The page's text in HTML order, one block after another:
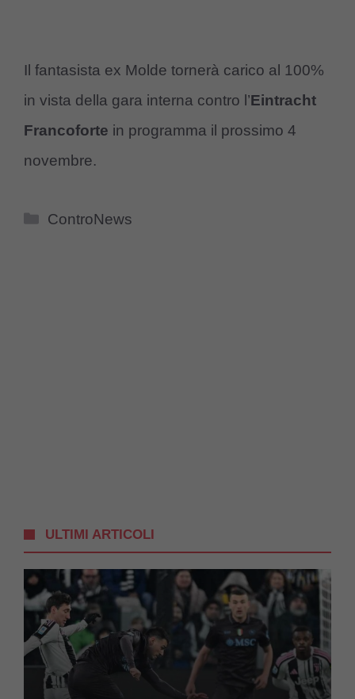
Il fantasista ex Molde tornerà carico al 100%
in vista della gara interna contro l’Eintracht
Francoforte in programma il prossimo 4
novembre.
Categorie
ControNews
ULTIMI ARTICOLI